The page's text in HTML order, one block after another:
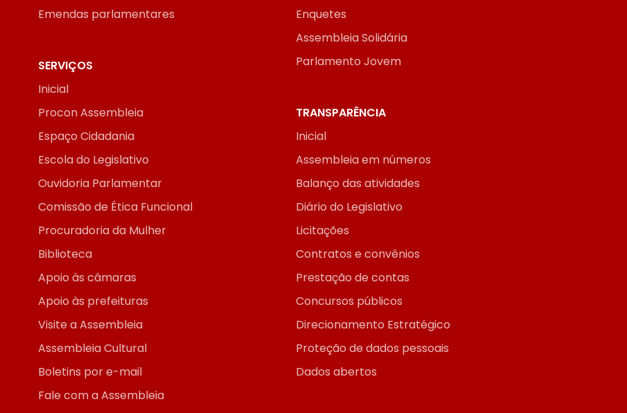
Emendas parlamentares
Enquetes
Assembleia Solidária
Parlamento Jovem
SERVIÇOS
Inicial
Procon Assembleia
Espaço Cidadania
Escola do Legislativo
Ouvidoria Parlamentar
Comissão de Ética Funcional
Procuradoria da Mulher
Biblioteca
Apoio às câmaras
Apoio às prefeituras
Visite a Assembleia
Assembleia Cultural
Boletins por e-mail
Fale com a Assembleia
TRANSPARÊNCIA
Inicial
Assembleia em números
Balanço das atividades
Diário do Legislativo
Licitações
Contratos e convênios
Prestação de contas
Concursos públicos
Direcionamento Estratégico
Proteção de dados pessoais
Dados abertos